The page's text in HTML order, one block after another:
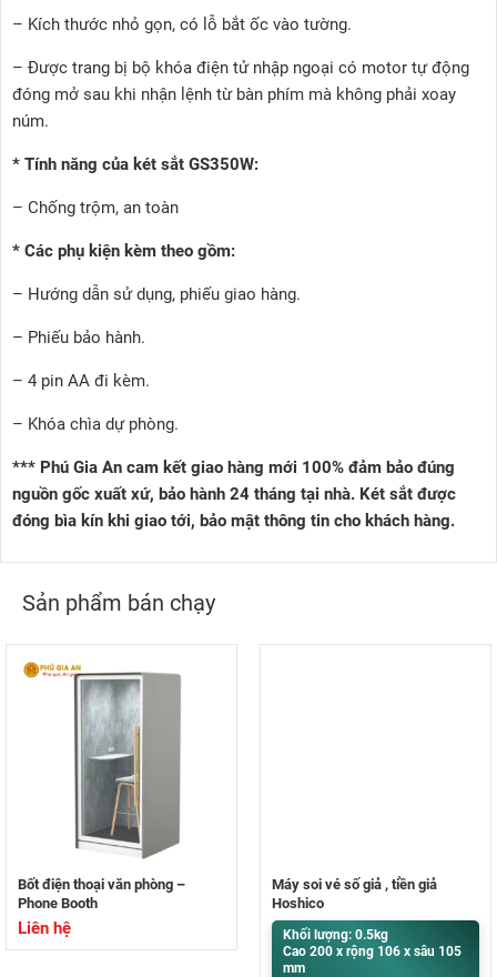
– Kích thước nhỏ gọn, có lỗ bắt ốc vào tường.
– Được trang bị bộ khóa điện tử nhập ngoại có motor tự động
đóng mở sau khi nhận lệnh từ bàn phím mà không phải xoay
núm.
* Tính năng của két sắt GS350W:
– Chống trộm, an toàn
* Các phụ kiện kèm theo gồm:
– Hướng dẫn sử dụng, phiếu giao hàng.
– Phiếu bảo hành.
– 4 pin AA đi kèm.
– Khóa chìa dự phòng.
*** Phú Gia An cam kết giao hàng mới 100% đảm bảo đúng
nguồn gốc xuất xứ, bảo hành 24 tháng tại nhà. Két sắt được
đóng bìa kín khi giao tới, bảo mật thông tin cho khách hàng.
Sản phẩm bán chạy
Bốt điện thoại văn phòng –
Phone Booth
Liên hệ
Máy soi vé số giả , tiền giả
Hoshico
Khối lượng: 0.5kg
Cao 200 x rộng 106 x sâu 105
mm